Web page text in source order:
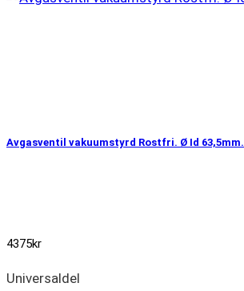
Avgasventil vakuumstyrd Rostfri. Ø Id 63,5mm.
4375kr
Universaldel